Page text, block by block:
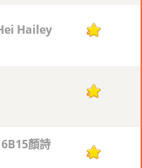
Hailey 4
4
顏詩
4